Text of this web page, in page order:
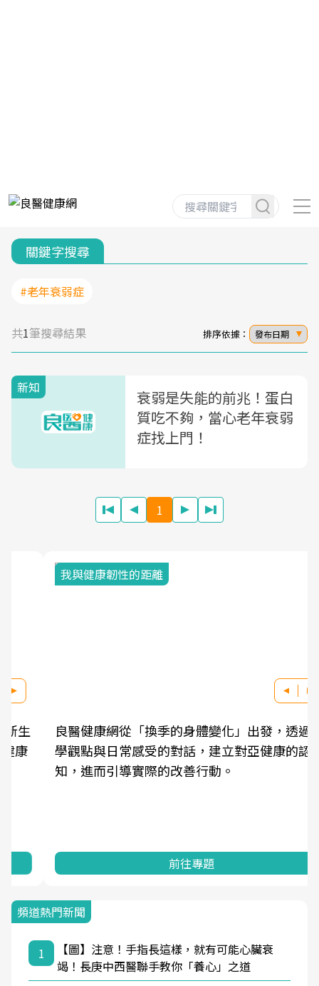
關鍵字搜尋
#老年衰弱症
共1筆搜尋結果 排序依據： 發布日期
新知
衰弱是失能的前兆！蛋白
質吃不夠，當心老年衰弱
症找上門！
1
我與健康韌性的距離
良醫健康網從「換季的身體變化」出發，透過醫
學觀點與日常感受的對話，建立對亞健康的認
知，進而引導實際的改善行動。
前往專題
頻道熱門新聞
1
【圖】注意！手指長這樣，就有可能心臟衰
竭！長庚中西醫聯手教你「養心」之道